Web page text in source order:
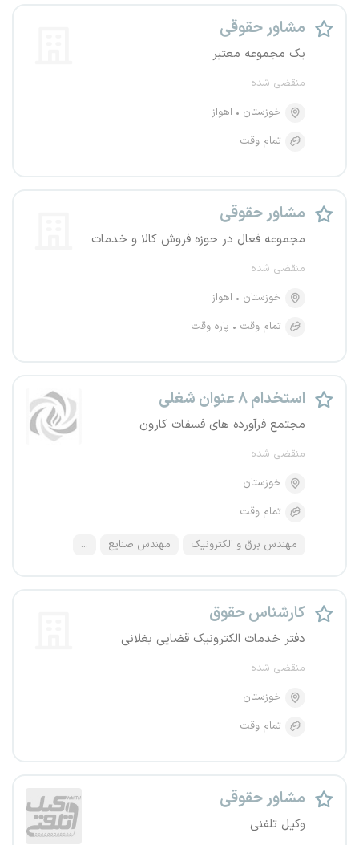
مشاور حقوقی
یک مجموعه معتبر
منقضی شده
خوزستان
اهواز
تمام وقت
مشاور حقوقی
مجموعه فعال در حوزه فروش کالا و خدمات
منقضی شده
خوزستان
اهواز
تمام وقت
پاره وقت
استخدام ۸ عنوان شغلی
مجتمع فرآورده های فسفات کارون
منقضی شده
خوزستان
تمام وقت
مهندس برق و الکترونیک مهندس صنایع ...
کارشناس حقوق
دفتر خدمات الکترونیک قضایی بغلانی
منقضی شده
خوزستان
تمام وقت
مشاور حقوقی
وکیل تلفنی